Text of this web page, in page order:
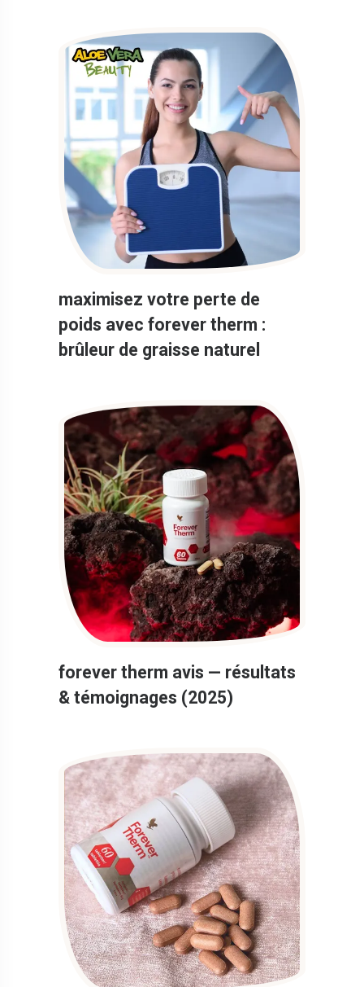
maximisez votre perte de
poids avec forever therm :
brûleur de graisse naturel
forever therm avis — résultats
& témoignages (2025)